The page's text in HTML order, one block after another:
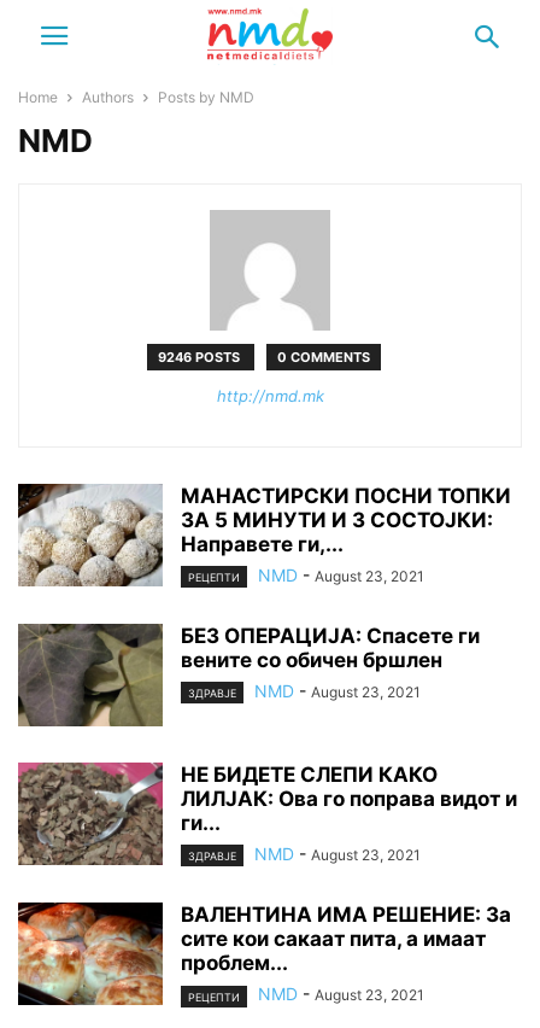
Home Authors Posts by NMD
NMD
9246 POSTS 0 COMMENTS
http://nmd.mk
МАНАСТИРСКИ ПОСНИ ТОПКИ
ЗА 5 МИНУТИ И 3 СОСТОЈКИ:
Направете ги,...
РЕЦЕПТИ NMD - August 23, 2021
БE3 OПEPAЦИJA: Cпасете ги
вените со обичен бршлен
ЗДРАВЈЕ NMD - August 23, 2021
НЕ БИДЕТЕ CЛEПИ КАКО
ЛИЛЈАК: Ова го поправа видот и
ги...
ЗДРАВЈЕ NMD - August 23, 2021
ВАЛЕНТИНА ИМА РЕШЕНИЕ: За
сите кои сакаат пита, а имаат
проблем...
РЕЦЕПТИ NMD - August 23, 2021